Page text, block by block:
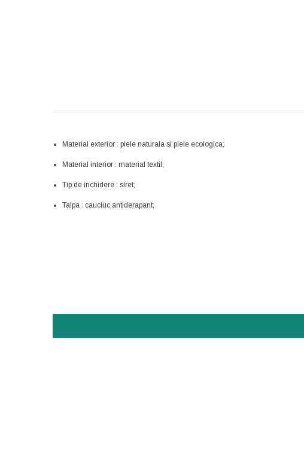
Material exterior : piele naturala si piele ecologica;
Material interior : material textil;
Tip de inchidere : siret;
Talpa : cauciuc antiderapant;